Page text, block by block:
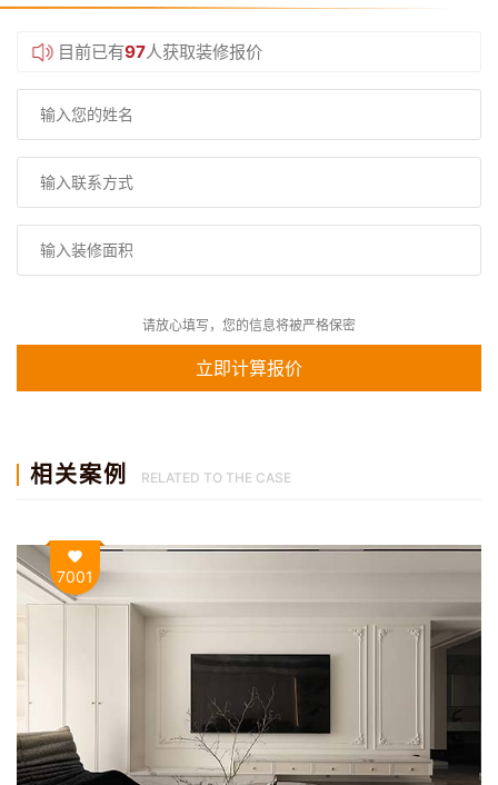
目前已有97人获取装修报价
请放心填写，您的信息将被严格保密
相关案例 RELATED TO THE CASE
7001